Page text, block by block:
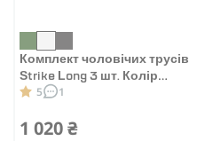
Комплект чоловічих трусів
Strike Long 3 шт. Колір
білий, сірий, чорний. Розмір
5 1
1 020 ₴